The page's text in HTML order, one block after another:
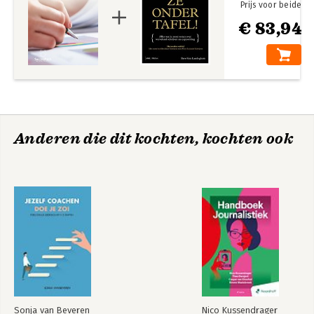
€ 83,94
Prijs voor beide
Anderen die dit kochten, kochten ook
Sonja van Beveren Nico Kussendrager